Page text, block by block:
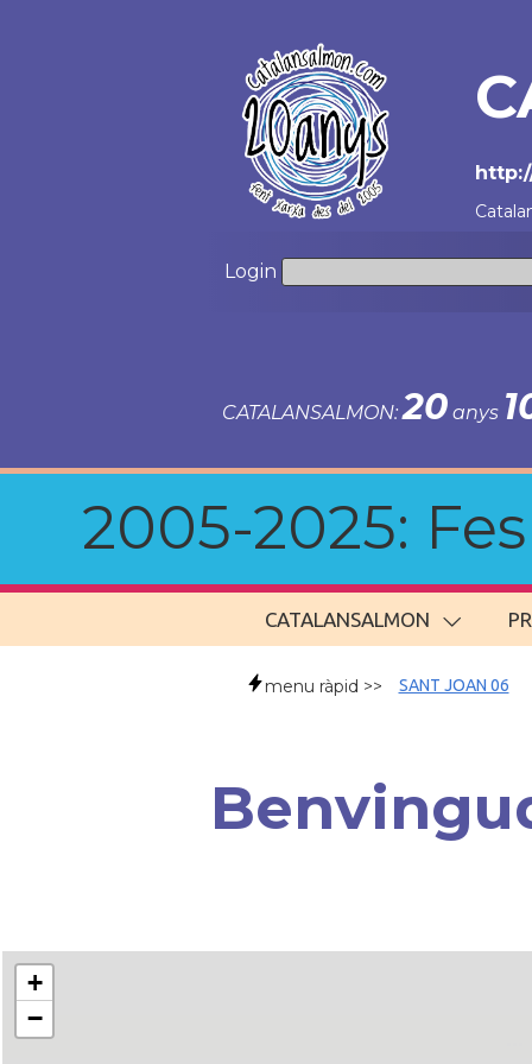
Login
CATALANSALMON:20anys
2005-2025:
CATALANSALMON
menu ràpid >> SANT JOAN 06
+
−